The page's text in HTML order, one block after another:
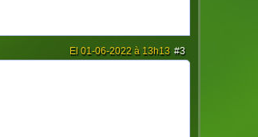
#3
El 01-06-2022 à 13h13